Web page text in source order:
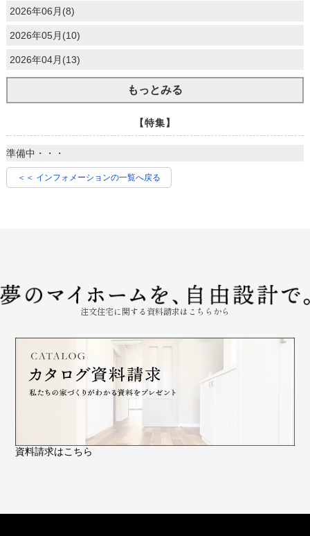
2026年06月(8)
2026年05月(10)
2026年04月(13)
もっとみる
【特集】
準備中・・・
＜＜ インフォメーションの一覧へ戻る
注文住宅に関する資料請求はこちらから
資料請求はこちら